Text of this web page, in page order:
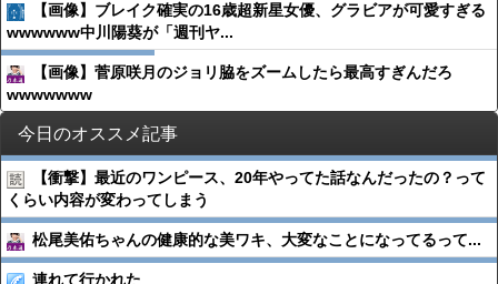
【画像】ブレイク確実の16歳超新星女優、グラビアが可愛すぎる
wwwwww中川陽葵が「週刊ヤ...
【画像】菅原咲月のジョリ脇をズームしたら最高すぎんだろ
wwwwwww
今日のオススメ記事
【衝撃】最近のワンピース、20年やってた話なんだったの？って
くらい内容が変わってしまう
松尾美佑ちゃんの健康的な美ワキ、大変なことになってるって...
連れて行かれた